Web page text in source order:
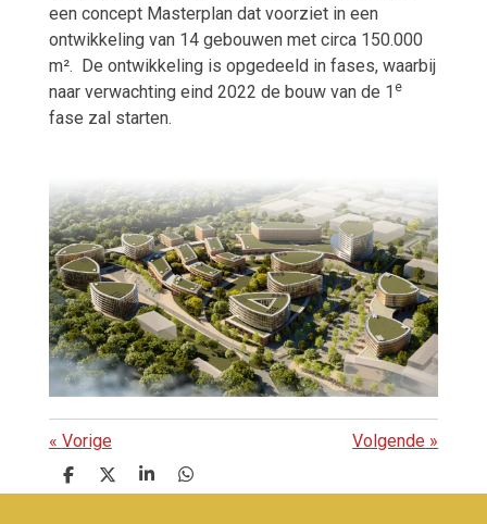
een concept Masterplan dat voorziet in een
ontwikkeling van 14 gebouwen met circa 150.000
m². De ontwikkeling is opgedeeld in fases, waarbij
naar verwachting eind 2022 de bouw van de 1 e
fase zal starten.
« Vorige Volgende »
D
e
D
e
S
h
D
e